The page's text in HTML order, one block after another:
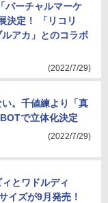
バーチャルマーケ
決定！ 「リコリ
アカ」とのコラボ
(2022/7/29)
。千値練より「真
で立体化決定
(2022/7/29)
ィとワドルディ
イズが9月発売！